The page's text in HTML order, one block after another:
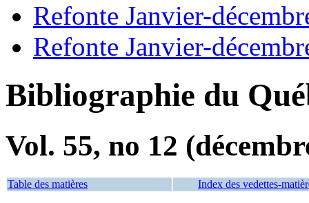
Refonte Janvier-
Refonte Janvier-
Bibliographie du
Vol. 55, no 12
Table des matières Index des vedettes-